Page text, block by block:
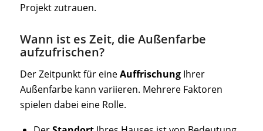
Projekt zutrauen.
Wann ist es Zeit, die Außenfarbe
aufzufrischen?
Der Zeitpunkt für eineAuffrischungIhrer
Außenfarbe kann variieren. Mehrere Faktoren
spielen dabei eine Rolle.